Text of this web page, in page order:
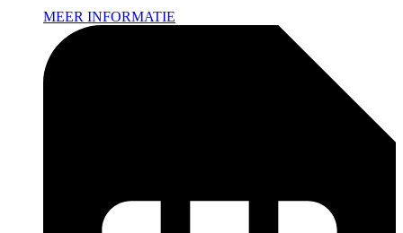
MEER INFORMATIE